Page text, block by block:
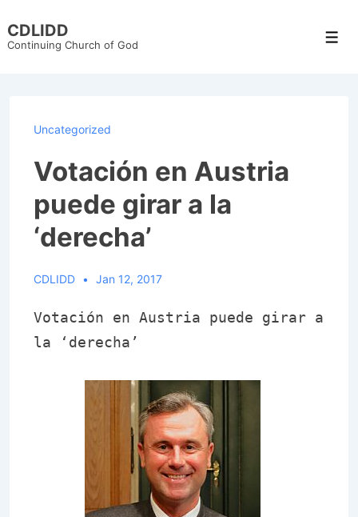
Skip
CDLIDD
Continuing Church of God
Uncategorized
Votación en Austria
puede girar a la
‘derecha’
CDLIDD Jan 12, 2017
Votación en Austria puede girar a
la ‘derecha’